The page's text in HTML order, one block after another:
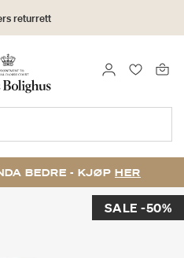
returrett
LOGG INN
BEDRE - KJØP HER
SALE -50%